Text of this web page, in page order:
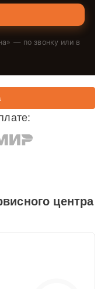
» — по звонку или в
центра